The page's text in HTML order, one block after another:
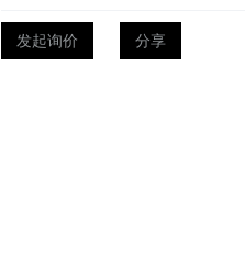
发起询价 分享